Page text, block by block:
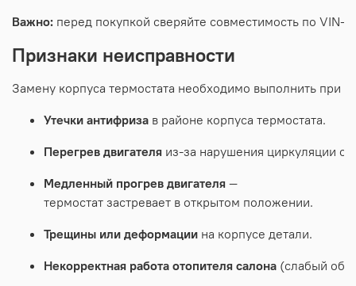
Важно: перед покупкой сверяйте совместимость по
Признаки неисправности
Замену корпуса термостата необходимо выполнить при
Утечки антифриза в районе корпуса термостата.
Перегрев двигателя из‑за нарушения циркуляции
Медленный прогрев двигателя —
термостат застревает в открытом положении.
Трещины или деформации на корпусе детали.
Некорректная работа отопителя салона (слабый